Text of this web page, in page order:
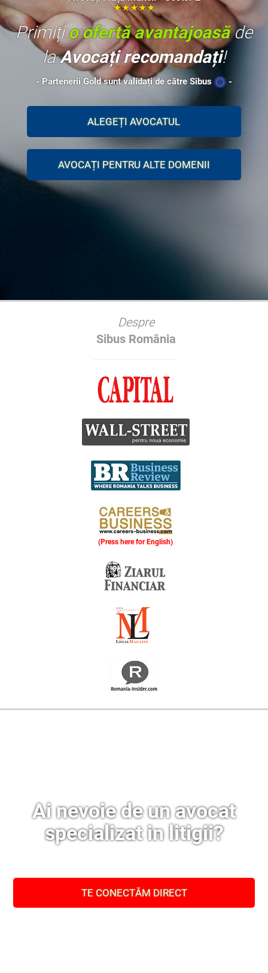
★★★★★
Primițio ofertă avantajoasăde
laAvocați recomandați!
- Partenerii Gold sunt validați de către Sibus -
ALEGEȚI AVOCATUL
AVOCAȚI PENTRU ALTE DOMENII
Despre
Sibus România
(Press here for English)
Ai nevoie de un avocat
specializat in litigii?
TE CONECTĂM DIRECT